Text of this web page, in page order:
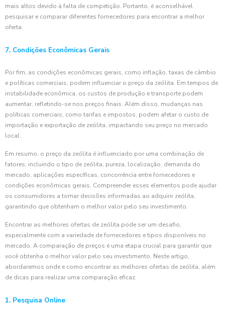
mais altos devido à falta de competição. Portanto, é aconselhável
pesquisar e comparar diferentes fornecedores para encontrar a melhor
oferta.
7. Condições Econômicas Gerais
Por fim, as condições econômicas gerais, como inflação, taxas de câmbio
e políticas comerciais, podem influenciar o preço da zeólita. Em tempos de
instabilidade econômica, os custos de produção e transporte podem
aumentar, refletindo-se nos preços finais. Além disso, mudanças nas
políticas comerciais, como tarifas e impostos, podem afetar o custo de
importação e exportação de zeólita, impactando seu preço no mercado
local.
Em resumo, o preço da zeólita é influenciado por uma combinação de
fatores, incluindo o tipo de zeólita, pureza, localização, demanda do
mercado, aplicações específicas, concorrência entre fornecedores e
condições econômicas gerais. Compreender esses elementos pode ajudar
os consumidores a tomar decisões informadas ao adquirir zeólita,
garantindo que obtenham o melhor valor pelo seu investimento.
Encontrar as melhores ofertas de zeólita pode ser um desafio,
especialmente com a variedade de fornecedores e tipos disponíveis no
mercado. A comparação de preços é uma etapa crucial para garantir que
você obtenha o melhor valor pelo seu investimento. Neste artigo,
abordaremos onde e como encontrar as melhores ofertas de zeólita, além
de dicas para realizar uma comparação eficaz.
1. Pesquisa Online